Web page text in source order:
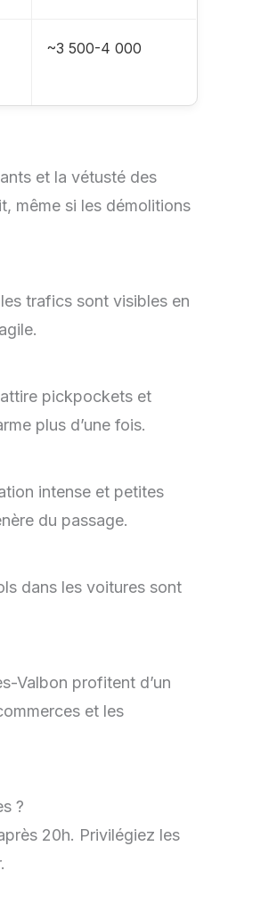
~3 500-4 000
et la vétusté des
même si les démolitions
trafics sont visibles en
pickpockets et
plus d’une fois.
intense et petites
du passage.
dans les voitures sont
Valbon profitent d’un
et les
?
20h. Privilégiez les